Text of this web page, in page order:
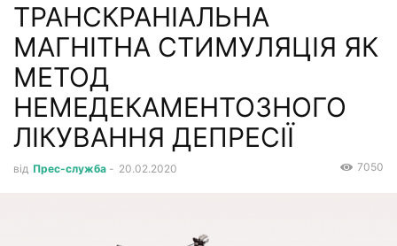
ТРАНСКРАНІАЛЬНА
МАГНІТНА СТИМУЛЯЦІЯ ЯК
МЕТОД
НЕМЕДЕКАМЕНТОЗНОГО
ЛІКУВАННЯ ДЕПРЕСІЇ
від Прес-служба - 20.02.2020 7050